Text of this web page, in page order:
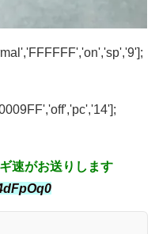
速がお送りします